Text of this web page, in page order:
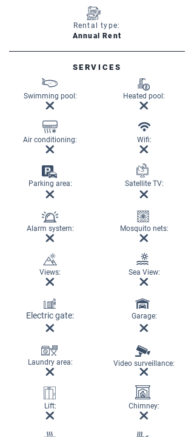
Rental type:
Annual Rent
SERVICES
Swimming pool:
Air conditioning:
Parking area:
Alarm system:
Views:
Electric gate:
Laundry area:
Lift:
Heated pool:
Wifi:
Satellite TV:
Mosquito nets:
Sea View:
Garage:
Video surveillance:
Chimney: